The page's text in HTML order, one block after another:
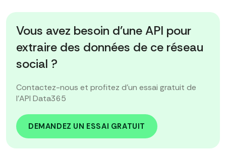
Vous avez besoin d'une API pour
extraire des données de ce réseau
social ?
Contactez-nous et profitez d'un essai gratuit de
l'API Data365
DEMANDEZ UN ESSAI GRATUIT